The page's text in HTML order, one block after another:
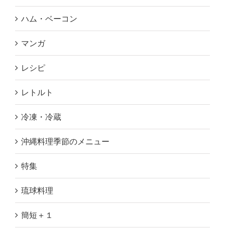
ハム・ベーコン
マンガ
レシピ
レトルト
冷凍・冷蔵
沖縄料理季節のメニュー
特集
琉球料理
簡短＋１